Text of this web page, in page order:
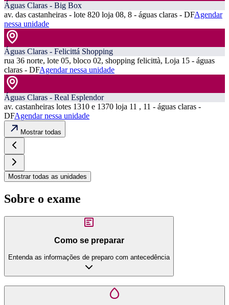
Águas Claras - Big Box
av. das castanheiras - lote 820 loja 08, 8 - águas claras - DFAgendar
nessa unidade
Águas Claras - Felicittá Shopping
rua 36 norte, lote 05, bloco 02, shopping felicittà, Loja 15 - águas
claras - DFAgendar nessa unidade
Águas Claras - Real Esplendor
av. castanheiras lotes 1310 e 1370 loja 11 , 11 - águas claras -
DFAgendar nessa unidade
Mostrar todas
Mostrar todas as unidades
Sobre o exame
Como se preparar
Entenda as informações de preparo com antecedência